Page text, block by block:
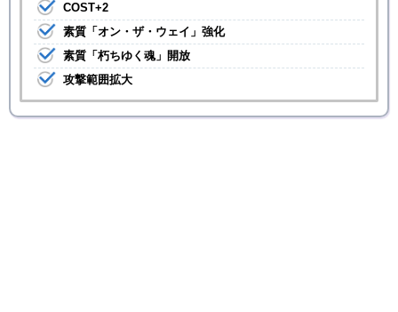
COST+2
素質「オン・ザ・ウェイ」強化
素質「朽ちゆく魂」開放
攻撃範囲拡大